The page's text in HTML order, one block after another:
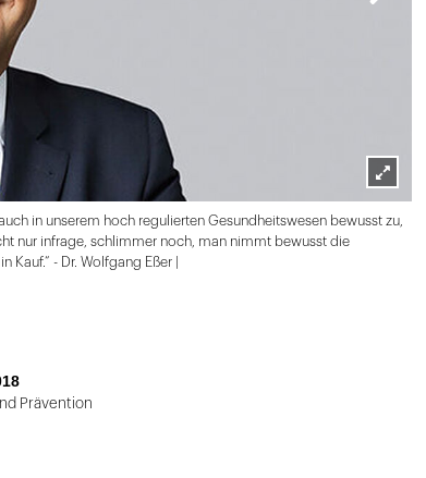
Lightbox
öffnen
in unserem hoch regulierten Gesundheitswesen bewusst zu,
nur infrage, schlimmer noch, man nimmt bewusst die
- Dr. Wolfgang Eßer |
Prävention